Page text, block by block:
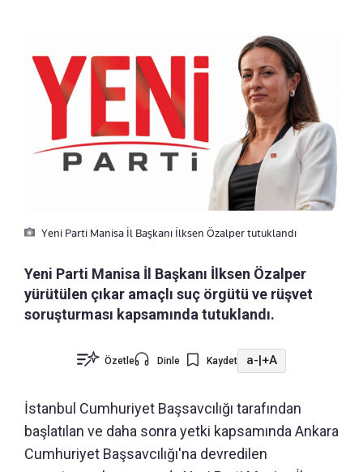
Yeni Parti Manisa İl Başkanı İlksen Özalper tutuklandı
Yeni Parti Manisa İl Başkanı İlksen Özalper
yürütülen çıkar amaçlı suç örgütü ve rüşvet
soruşturması kapsamında tutuklandı.
Özetle Dinle Kaydet a-|+A
İstanbul Cumhuriyet Başsavcılığı tarafından
başlatılan ve daha sonra yetki kapsamında Ankara
Cumhuriyet Başsavcılığı'na devredilen